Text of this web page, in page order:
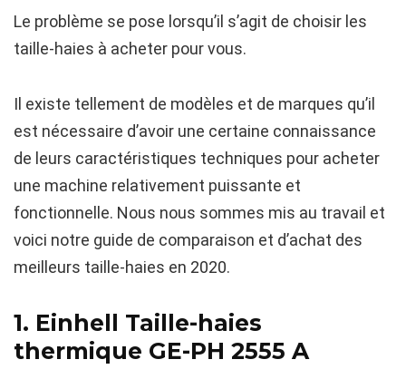
Le problème se pose lorsqu’il s’agit de choisir les
taille-haies à acheter pour vous.
Il existe tellement de modèles et de marques qu’il
est nécessaire d’avoir une certaine connaissance
de leurs caractéristiques techniques pour acheter
une machine relativement puissante et
fonctionnelle. Nous nous sommes mis au travail et
voici notre guide de comparaison et d’achat des
meilleurs taille-haies en 2020.
1. Einhell Taille-haies
thermique GE-PH 2555 A